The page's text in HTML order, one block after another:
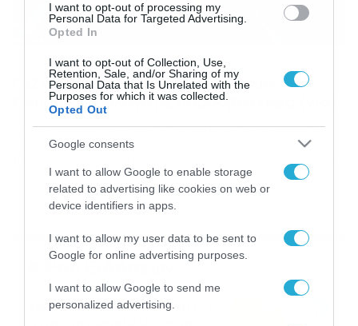
I want to opt-out of processing my
Personal Data for Targeted Advertising.
Opted In
I want to opt-out of Collection, Use,
Retention, Sale, and/or Sharing of my
Personal Data that Is Unrelated with the
Purposes for which it was collected.
Opted Out
Google consents
I want to allow Google to enable storage
related to advertising like cookies on web or
device identifiers in apps.
I want to allow my user data to be sent to
Google for online advertising purposes.
I want to allow Google to send me
personalized advertising.
16/07/2016 16:04
Πεζός προσπάθησε να σβήσει την
Ολυμπιακή φλόγα με πυροσβεστήρα (vid)
Διαμαρυρόμενος προσπάθησε να διακόψει την τελετή
και να σβήσει τη φλόγα με έναν πυροσβεστήρα. Ο
η φλόγα δεν έσβησε. Η διοργάνωση δεν διέκοψε, αλλά
συνέχισε κανονικά την πορεία της. Άκρως απαράδεκτο
αλλά και ασυνήθιστο το συμβάν καθώς δεν έχει
Ροή Ειδήσεων
Καιρός Δεκαπενταύγουστο: